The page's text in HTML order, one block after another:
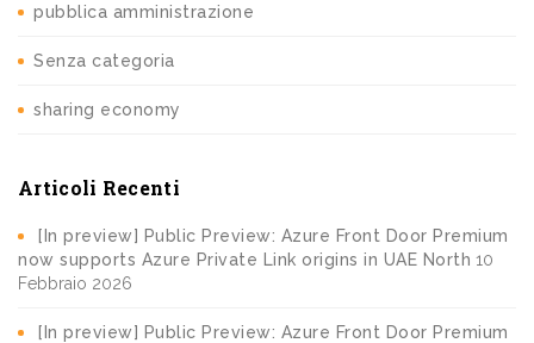
pubblica amministrazione
Senza categoria
sharing economy
Articoli Recenti
[In preview] Public Preview: Azure Front Door Premium
now supports Azure Private Link origins in UAE North 10
Febbraio 2026
[In preview] Public Preview: Azure Front Door Premium